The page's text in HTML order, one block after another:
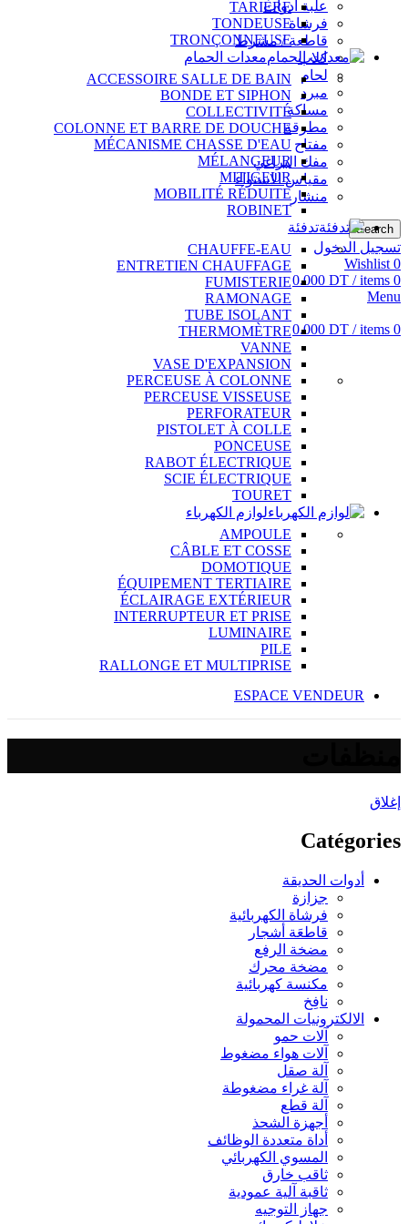
علبة أدوات
فرشاة
قاطعة / مشرط
كلاب
لحام
مبرد
مساكة
مطرقة
مفتاح
مفك البراغي
مقياس الاستواء
منشار
Search
تسجيل الدخول
0
Wishlist
0
items
/
0.000 DT
Menu
0
items
/
0.000 DT
TARIÈRE
TONDEUSE
TRONÇONNEUSE
معدات الحمام
ACCESSOIRE SALLE DE BAIN
BONDE ET SIPHON
COLLECTIVITÉ
COLONNE ET BARRE DE DOUCHE
MÉCANISME CHASSE D'EAU
MÉLANGEUR
MITIGEUR
MOBILITÉ RÉDUITE
ROBINET
تدفئة
CHAUFFE-EAU
ENTRETIEN CHAUFFAGE
FUMISTERIE
RAMONAGE
TUBE ISOLANT
THERMOMÈTRE
VANNE
VASE D'EXPANSION
PERCEUSE À COLONNE
PERCEUSE VISSEUSE
PERFORATEUR
PISTOLET À COLLE
PONCEUSE
RABOT ÉLECTRIQUE
SCIE ÉLECTRIQUE
TOURET
لوازم الكهرباء
AMPOULE
CÂBLE ET COSSE
DOMOTIQUE
ÉQUIPEMENT TERTIAIRE
ÉCLAIRAGE EXTÉRIEUR
INTERRUPTEUR ET PRISE
LUMINAIRE
PILE
RALLONGE ET MULTIPRISE
ESPACE VENDEUR
إغلاق
Catégories
أدوات الحديقة
جزازة
فرشاة الكهربائية
قاطعَة أشجار
مضخة الرفع
مضخة محرك
مكنسة كهربائية
نافِخ
الالكترونيات المحمولة
آلات حمو
آلات هواء مضغوط
آلة صقل
آلة غراء مضغوطة
آلة قطع
أجهزة الشحذ
أداة متعددة الوظائف
المسوي الكهربائي
ثاقب خارق
ثاقبة آلية عمودية
جهاز التوجيه